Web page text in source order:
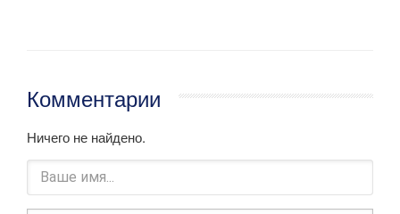
Комментарии
Ничего не найдено.